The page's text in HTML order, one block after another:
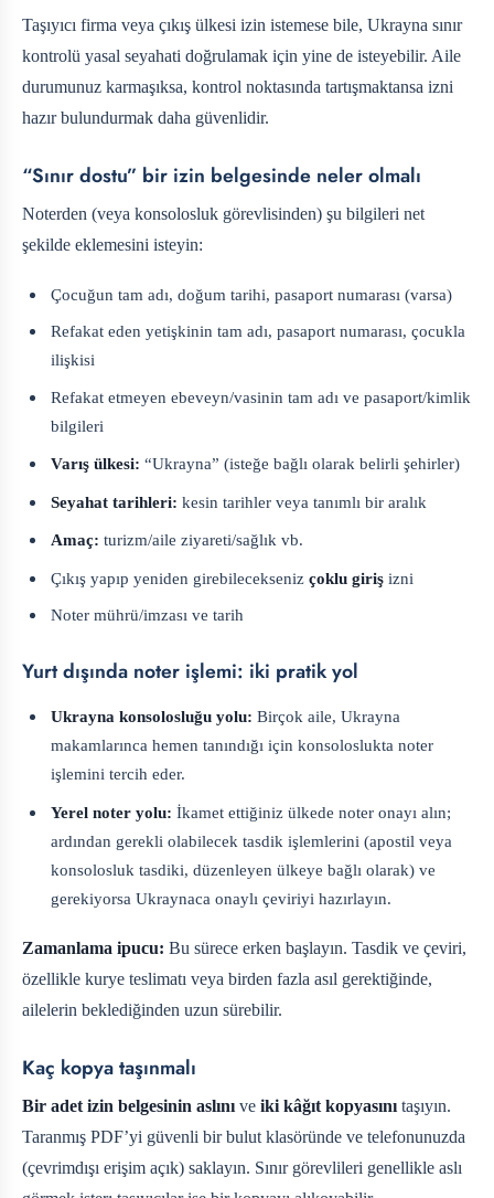
Taşıyıcı firma veya çıkış ülkesi izin istemese bile, Ukrayna sınır
kontrolü yasal seyahati doğrulamak için yine de isteyebilir. Aile
durumunuz karmaşıksa, kontrol noktasında tartışmaktansa izni
hazır bulundurmak daha güvenlidir.
“Sınır dostu” bir izin belgesinde neler olmalı
Noterden (veya konsolosluk görevlisinden) şu bilgileri net
şekilde eklemesini isteyin:
Çocuğun tam adı, doğum tarihi, pasaport numarası (varsa)
Refakat eden yetişkinin tam adı, pasaport numarası, çocukla
ilişkisi
Refakat etmeyen ebeveyn/vasinin tam adı ve pasaport/kimlik
bilgileri
Varış ülkesi: “Ukrayna” (isteğe bağlı olarak belirli şehirler)
Seyahat tarihleri: kesin tarihler veya tanımlı bir aralık
Amaç: turizm/aile ziyareti/sağlık vb.
Çıkış yapıp yeniden girebileceksenizçoklu giriş izni
Noter mührü/imzası ve tarih
Yurt dışında noter işlemi: iki pratik yol
Ukrayna konsolosluğu yolu: Birçok aile, Ukrayna
makamlarınca hemen tanındığı için konsoloslukta noter
işlemini tercih eder.
Yerel noter yolu: İkamet ettiğiniz ülkede noter onayı alın;
ardından gerekli olabilecek tasdik işlemlerini (apostil veya
konsolosluk tasdiki, düzenleyen ülkeye bağlı olarak) ve
gerekiyorsa Ukraynaca onaylı çeviriyi hazırlayın.
Zamanlama ipucu: Bu sürece erken başlayın. Tasdik ve çeviri,
özellikle kurye teslimatı veya birden fazla asıl gerektiğinde,
ailelerin beklediğinden uzun sürebilir.
Kaç kopya taşınmalı
Bir adet izin belgesinin aslını ve iki kâğıt kopyasını taşıyın.
Taranmış PDF’yi güvenli bir bulut klasöründe ve telefonunuzda
(çevrimdışı erişim açık) saklayın. Sınır görevlileri genellikle aslı